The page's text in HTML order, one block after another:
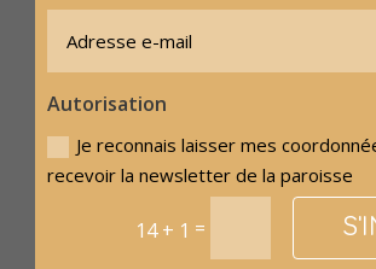
Autorisation
Je reconnais laisser mes
recevoir la newsletter de la paroisse
14 + 1 =